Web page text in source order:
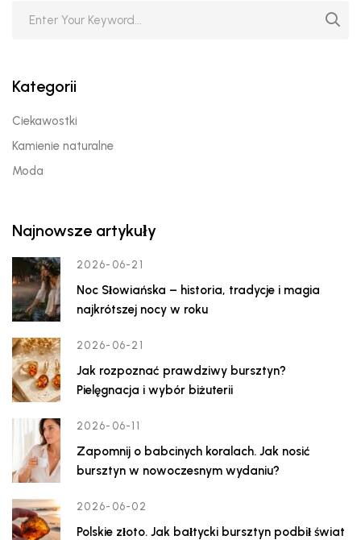
Kategorii
Ciekawostki
Kamienie naturalne
Moda
Najnowsze artykuły
2026-06-21
Noc Słowiańska – historia, tradycje i magia
najkrótszej nocy w roku
2026-06-21
Jak rozpoznać prawdziwy bursztyn?
Pielęgnacja i wybór biżuterii
2026-06-11
Zapomnij o babcinych koralach. Jak nosić
bursztyn w nowoczesnym wydaniu?
2026-06-02
Polskie złoto. Jak bałtycki bursztyn podbił świat